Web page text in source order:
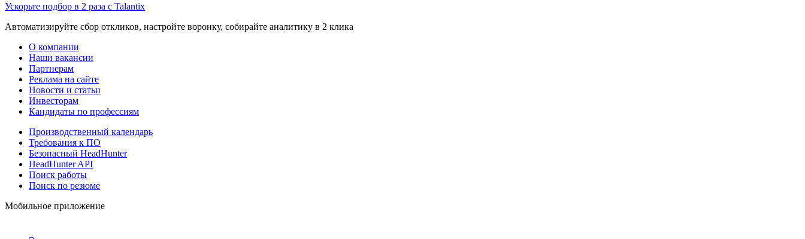
Ускорьте подбор в 2 раза с Talantix
Автоматизируйте сбор откликов, настройте воронку, собирайте аналитику в 2 клика
О компании
Наши вакансии
Партнерам
Реклама на сайте
Новости и статьи
Инвесторам
Кандидаты по профессиям
Производственный календарь
Требования к ПО
Безопасный HeadHunter
HeadHunter API
Поиск работы
Поиск по резюме
Мобильное приложение